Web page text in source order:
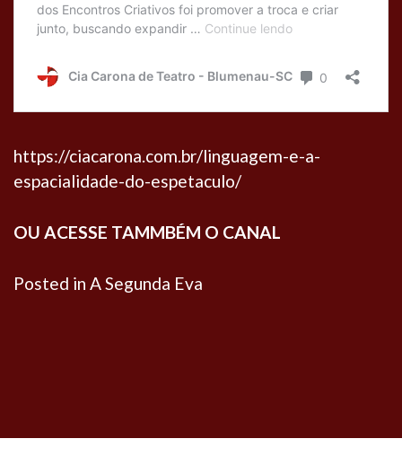
https://ciacarona.com.br/linguagem-e-a-
espacialidade-do-espetaculo/
OU ACESSE TAMMBÉM O CANAL
Posted in A Segunda Eva